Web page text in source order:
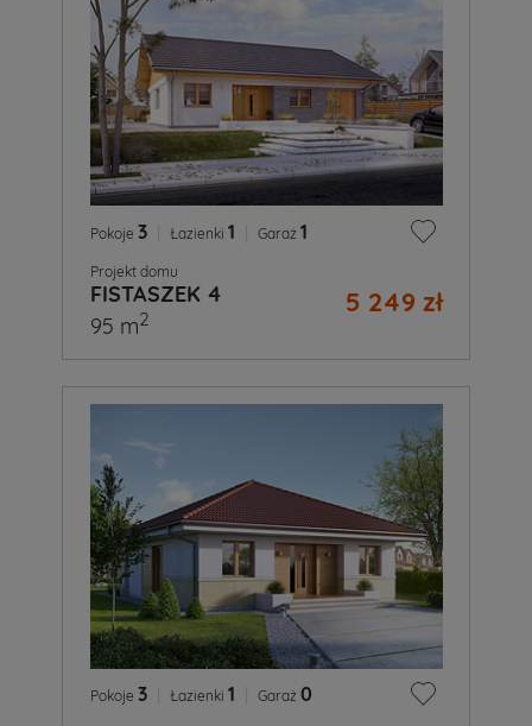
Pokoje 3 Łazienki 1 Garaż 1
Projekt domu
FISTASZEK 4 5 249 zł
95 m2
Pokoje 3 Łazienki 1 Garaż 0